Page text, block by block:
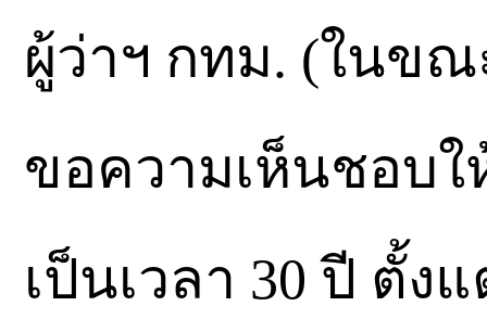
ผู้ว่าฯ กทม. (ในข
ขอความเห็นชอบใ
เป็นเวลา 30 ปี ตั้ง